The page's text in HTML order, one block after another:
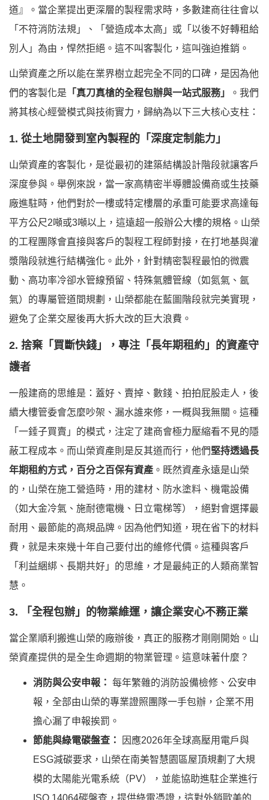
道』。當企業提出更深層的製程需求時，多數建商往往會以
「不符消防法規」、「營造成本太高」或「以後不好轉租給
別人」為由，悍然拒絕。這不叫客製化，這叫強迫推銷。
山榮資產之所以能在業界樹立起完全不同的口碑，是因為他
們的客製化是 「真刀真槍的全程包辦與一站式服務」
。我們
將其核心經營模式與技術實力，歸納為以下三大核心支柱：
1. 從土地開發到室內製程的「深度定制能力」
山榮資產的客製化，是從最初的建築結構設計階段就讓客戶
深度參與。舉例來說，當一家高精密半導體設備商或生技藥
廠進駐時，他們對於一樓或特定樓層的承重可能要求高達每
平方公尺2噸或3噸以上，這遠超一般辦公大樓的規格。山榮
的工程團隊會直接與客戶的製程工程師對接，在打地基與灌
漿階段就進行結構強化。此外，針對精密製程最怕的微震
動、高功率冷卻水管線預留、特殊氣體管線（如氮氣、氬
氣）的專屬管道間規劃，山榮都能在藍圖階段就完美實現，
避免了企業交屋後再大拆大改的巨大浪費。
2. 捨棄「買斷快錢」，專注「長年期租約」的資產守
護者
一般建商的思維是：蓋好、賣掉、數錢、拍拍屁股走人，後
續大樓管委會怎麼吵架、漏水誰來修，一概與我無關。這種
「一錘子買賣」的模式，注定了建商會極力壓縮看不見的隱
蔽工程成本。而山榮資產則是反其道而行，他們堅持透過長
年期租約方式，百分之百保有資產 。既然資產永遠是山榮
的，山榮在施工營造時，用的建材、防水塗料、機電設備
（如大金冷氣、施耐德電機、日立電梯等），絕對會選擇最
耐用、最節能的高規品牌。因為他們知道，現在省下的材料
費，就是未來幾十年自己要付出的維修代價。這種與客戶
「利益綑綁、長期共好」的思維，才是最純正的人類商業智
慧。
3. 「全程包辦」的物業維運，讓企業安心不務正業
當企業順利搬進山榮的廠辦後，真正的服務才剛剛開始。山
榮資產提供的是全生命週期的物業管理。這意味著什麼？
消防與公安申報： 每年繁雜的消防設備檢修、公安申
報，全部由山榮的專業證照團隊一手包辦，企業不用
擔心漏了申報挨罰。
節能與綠電碳盤查：
因應2026年全球高壓用電戶與
ESG減碳要求，山榮在南美智慧園區屋頂規劃了大規
模的太陽能光電系統（PV），並能協助進駐企業進行
ISO 14064碳盤查，提供綠電憑證，這對外銷歐美的